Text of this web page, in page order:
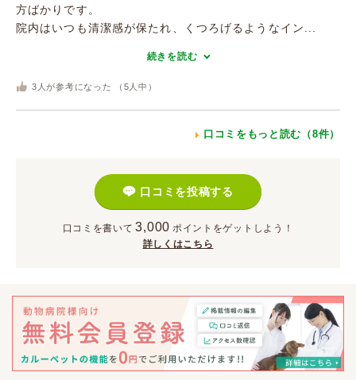
方ばかりです。
院内はいつも清潔感が保たれ、くつろげるようなイン...
続きを読む
3 人が参考になった （ 5 人中）
口コミをもっと読む（8件）
口コミを投稿する
口コミを書いて 3,000 ポイント をゲットしよう！
詳しくはこちら